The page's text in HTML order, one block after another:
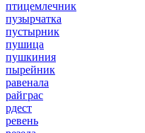
птицемлечник
пузырчатка
пустырник
пушица
пушкиния
пырейник
равенала
райграс
рдест
ревень